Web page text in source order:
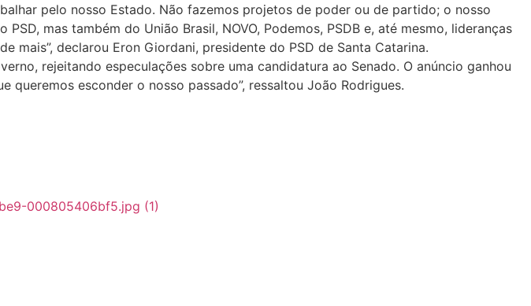
pelo nosso Estado. Não fazemos projetos de poder ou de partido; o nosso
mas também do União Brasil, NOVO, Podemos, PSDB e, até mesmo, lideranças
mais”, declarou Eron Giordani, presidente do PSD de Santa Catarina.
rejeitando especulações sobre uma candidatura ao Senado. O anúncio ganhou
queremos esconder o nosso passado”, ressaltou João Rodrigues.